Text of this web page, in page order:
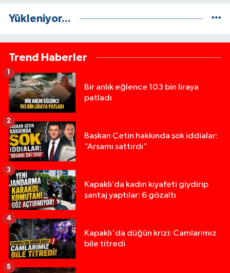
Yükleniyor...
Trend Haberler
Bir anlık eğlence 103 bin liraya
patladı
1
Başkan Çetin hakkında şok iddialar:
“Arsamı sattırdı”
2
Kapaklı’da kadın kıyafeti giydirip
şantaj yaptılar: 6 gözaltı
3
Kapaklı'da düğün krizi: Camlarımız
bile titredi
4
5